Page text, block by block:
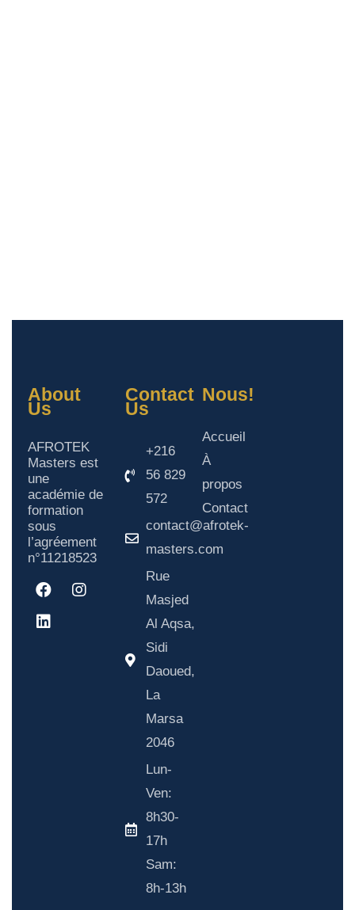
About
Us
AFROTEK
Masters est
une
académie de
formation
sous
l’agréement
n°11218523
Contact
Us
+216
56 829
572
contact@afrotek-
masters.com
Rue
Masjed
Al Aqsa,
Sidi
Daoued,
La
Marsa
2046
Lun-
Ven:
8h30-
17h
Sam:
8h-13h
Nous!
Accueil
À
propos
Contact